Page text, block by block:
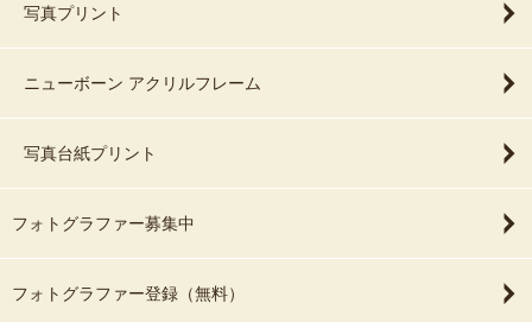
写真プリント
ニューボーン アクリルフレーム
写真台紙プリント
フォトグラファー募集中
フォトグラファー登録（無料）